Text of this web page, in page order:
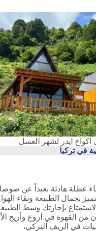
اكواخ ايدر لشهر العسل
في تركيا
هادئة بعيداً عن
بجمال الطبيعة ونقاء
بإجازتك وسط
من القهوة في أروع وأريح
في الريف التركي،